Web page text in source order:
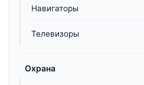
Навигаторы
Телевизоры
Охрана